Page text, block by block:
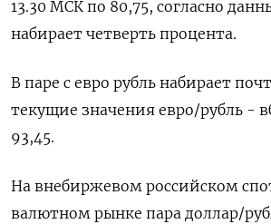
13.30 МСК по 80,75, согласно
набирает четверть процента.
В паре с евро рубль набирает
текущие значения евро/рубль -
93,45.
На внебиржевом российском
валютном рынке пара доллар/